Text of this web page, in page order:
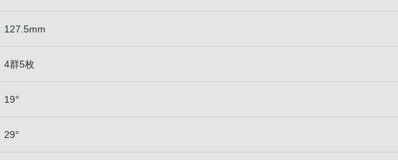
127.5mm
4群5枚
19°
29°